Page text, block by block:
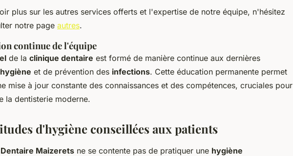
plus sur les autres services offerts et l'expertise de notre équipe, n'hésitez
notre page autres.
continue de l'équipe
de la clinique dentaire est formé de manière continue aux dernières
hygiène et de prévention des infections. Cette éducation permanente permet
mise à jour constante des connaissances et des compétences, cruciales pour
la dentisterie moderne.
d'hygiène conseillées aux patients
Maizerets ne se contente pas de pratiquer une hygiène